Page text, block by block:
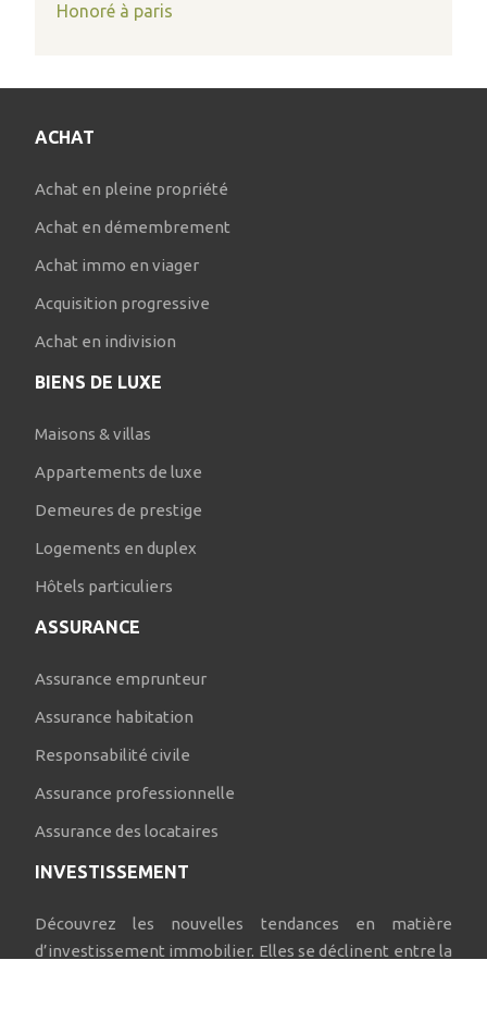
Honoré à paris
ACHAT
Achat en pleine propriété
Achat en démembrement
Achat immo en viager
Acquisition progressive
Achat en indivision
BIENS DE LUXE
Maisons & villas
Appartements de luxe
Demeures de prestige
Logements en duplex
Hôtels particuliers
ASSURANCE
Assurance emprunteur
Assurance habitation
Responsabilité civile
Assurance professionnelle
Assurance des locataires
INVESTISSEMENT
Découvrez les nouvelles tendances en matière
d’investissement immobilier. Elles se déclinent entre la